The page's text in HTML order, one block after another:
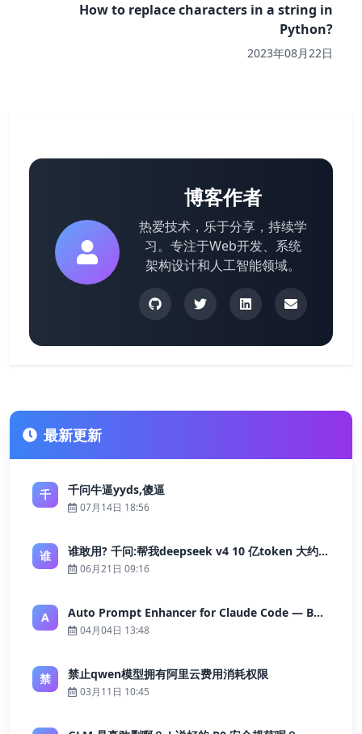
How to replace characters in a string in
Python?
2023年08月22日
博客作者
热爱技术，乐于分享，持续学
习。专注于Web开发、系统
架构设计和人工智能领域。
最新更新
千 千问牛逼yyds,傻逼
07月14日 18:56
谁 谁敢用? 千问:帮我deepseek v4 10 亿token 大约多少花费 ?
06月21日 09:16
A Auto Prompt Enhancer for Claude Code — Building a Highly Reliable AI Programming Workflow
04月04日 13:48
禁 禁止qwen模型拥有阿里云费用消耗权限
03月11日 10:45